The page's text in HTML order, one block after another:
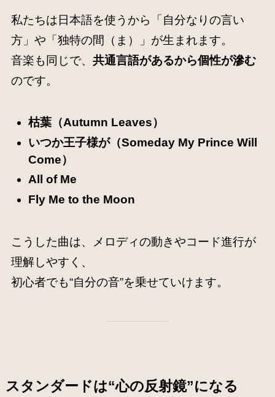
私たちは日本語を使うから「自分なりの言い
方」や「独特の間（ま）」が生まれます。
音楽も同じで、 共通言語があるから個性が滲む
のです。
枯葉（Autumn Leaves）
いつか王子様が（Someday My Prince Will
Come）
All of Me
Fly Me to the Moon
こうした曲は、メロディの動きやコード進行が
理解しやすく、
初心者でも“自分の音”を乗せていけます。
スタンダードは“心の反射鏡”になる